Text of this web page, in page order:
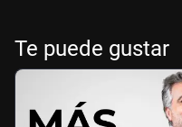
Te puede gustar